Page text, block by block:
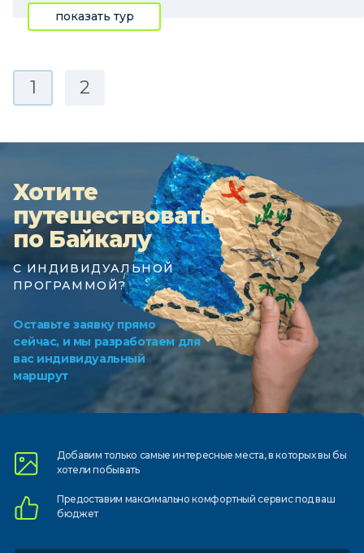
показать тур
1 2
Хотите
путешествовать
по Байкалу
С ИНДИВИДУАЛЬНОЙ
ПРОГРАММОЙ?
Оставьте заявку прямо
сейчас, и мы разработаем для
вас индивидуальный
маршрут
Добавим только самыеинтересные места, в которыхвы бы
хотели побывать
Предоставим максимально комфортныйсервис под ваш
бюджет